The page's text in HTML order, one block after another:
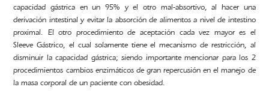
capacidad gástrica en un 95% y el otro mal-absortivo, al hacer una
derivación intestinal y evitar la absorción de alimentos a nivel de intestino
proximal. El otro procedimiento de aceptación cada vez mayor es el
Sleeve Gástrico, el cual solamente tiene el mecanismo de restricción, al
disminuir la capacidad gástrica; siendo importante mencionar para los 2
procedimientos cambios enzimáticos de gran repercusión en el manejo de
la masa corporal de un paciente con obesidad.